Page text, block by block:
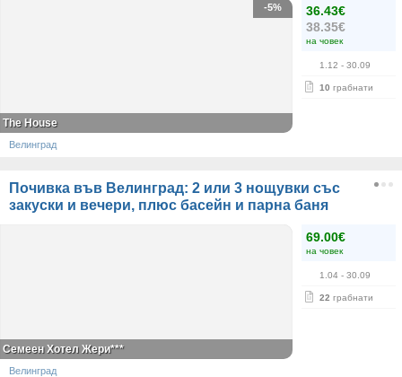
36.43€
38.35€
на човек
1.12 - 30.09
10 грабнати
-5%
The House
Велинград
Почивка във Велинград: 2 или 3 нощувки със
закуски и вечери, плюс басейн и парна баня
69.00€
на човек
1.04 - 30.09
22 грабнати
Семеен Хотел Жери***
Велинград